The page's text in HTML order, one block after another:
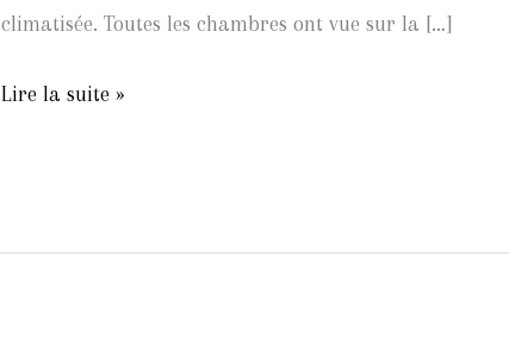
climatisée. Toutes les chambres ont vue sur la […]
à-
6
Lire la suite »